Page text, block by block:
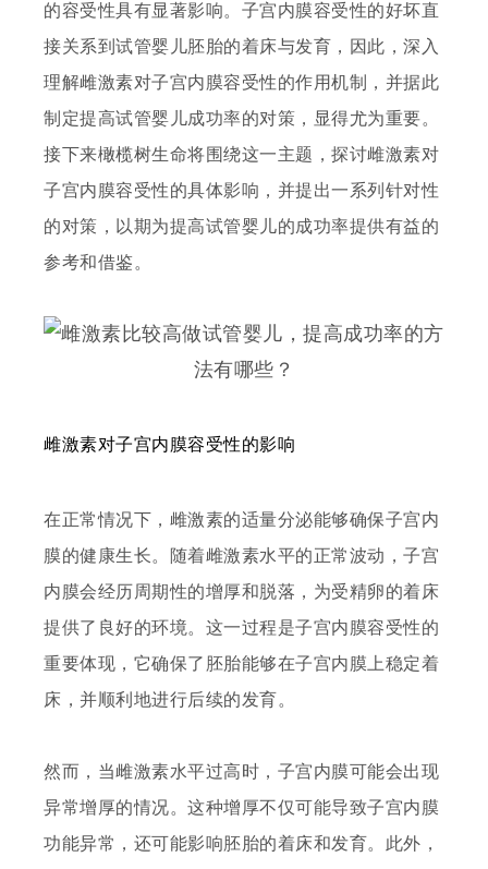
的容受性具有显著影响。子宫内膜容受性的好坏直
接关系到试管婴儿胚胎的着床与发育，因此，深入
理解雌激素对子宫内膜容受性的作用机制，并据此
制定提高试管婴儿成功率的对策，显得尤为重要。
接下来橄榄树生命将围绕这一主题，探讨雌激素对
子宫内膜容受性的具体影响，并提出一系列针对性
的对策，以期为提高试管婴儿的成功率提供有益的
参考和借鉴。
雌激素对子宫内膜容受性的影响
在正常情况下，雌激素的适量分泌能够确保子宫内
膜的健康生长。随着雌激素水平的正常波动，子宫
内膜会经历周期性的增厚和脱落，为受精卵的着床
提供了良好的环境。这一过程是子宫内膜容受性的
重要体现，它确保了胚胎能够在子宫内膜上稳定着
床，并顺利地进行后续的发育。
然而，当雌激素水平过高时，子宫内膜可能会出现
异常增厚的情况。这种增厚不仅可能导致子宫内膜
功能异常，还可能影响胚胎的着床和发育。此外，